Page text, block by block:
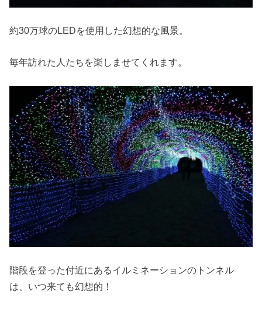
約30万球のLEDを使用した幻想的な風景。
毎年訪れた人たちを楽しませてくれます。
階段を登った付近にあるイルミネーションのトンネル
は、いつ来ても幻想的！